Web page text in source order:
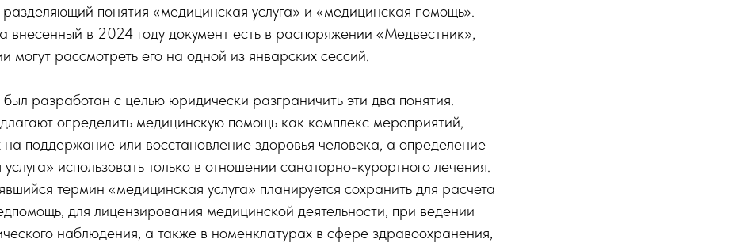
разделяющий понятия «медицинская услуга» и «медицинская помощь».
внесенный в 2024 году документ есть в распоряжении «Медвестник»,
могут рассмотреть его на одной из январских сессий.
разработан с целью юридически разграничить эти два понятия.
определить медицинскую помощь как комплекс мероприятий,
поддержание или восстановление здоровья человека, а определение
использовать только в отношении санаторно-курортного лечения.
термин «медицинская услуга» планируется сохранить для расчета
для лицензирования медицинской деятельности, при ведении
наблюдения, а также в номенклатурах в сфере здравоохранения,